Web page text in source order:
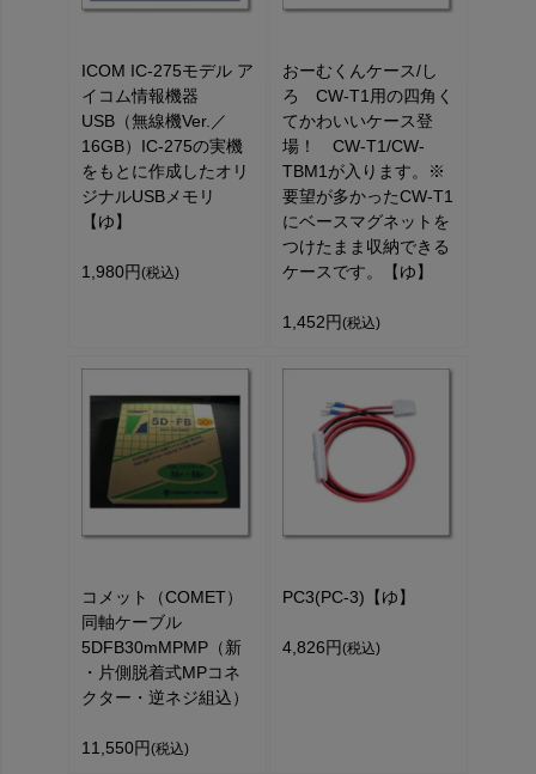
ICOM IC-275モデル ア
イコム情報機器
USB（無線機Ver.／
16GB）IC-275の実機
をもとに作成したオリ
ジナルUSBメモリ
【ゆ】
1,980円 (税込)
おーむくんケース/し
ろ CW-T1用の四角く
てかわいいケース登
場！ CW-T1/CW-
TBM1が入ります。※
要望が多かったCW-T1
にベースマグネットを
つけたまま収納できる
ケースです。【ゆ】
1,452円 (税込)
コメット（COMET）
同軸ケーブル
5DFB30mMPMP（新
・片側脱着式MPコネ
クター・逆ネジ組込）
11,550円 (税込)
PC3(PC-3)【ゆ】
4,826円 (税込)